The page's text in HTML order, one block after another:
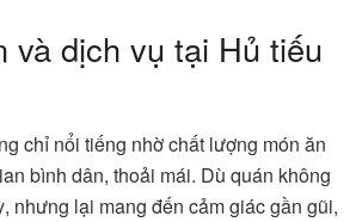
và dịch vụ tại Hủ tiếu
chỉ nổi tiếng nhờ chất lượng món ăn
bình dân, thoải mái. Dù quán không
nhưng lại mang đến cảm giác gần gũi,